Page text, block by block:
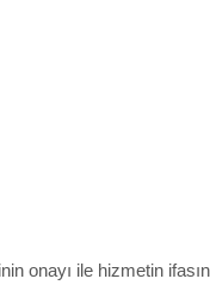
onayı ile hizmetin